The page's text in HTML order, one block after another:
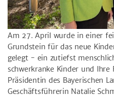
Am 27. April wurde in einer
Grundstein für das neue
gelegt - ein zutiefst
schwerkranke Kinder und Ihre
Präsidentin des Bayerischen
Geschäftsführerin Natalie